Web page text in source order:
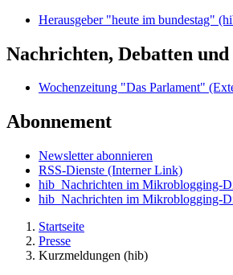
Herausgeber "heute im bundestag"
Nachrichten, Debatten
Wochenzeitung "Das Parlament"
Abonnement
Newsletter abonnieren
RSS-Dienste (Interner Link)
hib_Nachrichten im Mikroblogging-
hib_Nachrichten im Mikroblogging-
Startseite
Presse
Kurzmeldungen (hib)